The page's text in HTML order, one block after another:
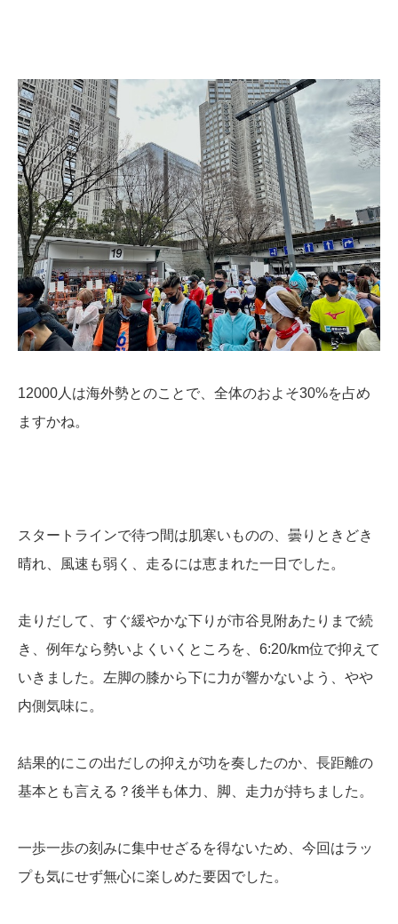
12000人は海外勢とのことで、全体のおよそ30%を占め
ますかね。
スタートラインで待つ間は肌寒いものの、曇りときどき
晴れ、風速も弱く、走るには恵まれた一日でした。
走りだして、すぐ緩やかな下りが市谷見附あたりまで続
き、例年なら勢いよくいくところを、6:20/km位で抑えて
いきました。左脚の膝から下に力が響かないよう、やや
内側気味に。
結果的にこの出だしの抑えが功を奏したのか、長距離の
基本とも言える？後半も体力、脚、走力が持ちました。
一歩一歩の刻みに集中せざるを得ないため、今回はラッ
プも気にせず無心に楽しめた要因でした。